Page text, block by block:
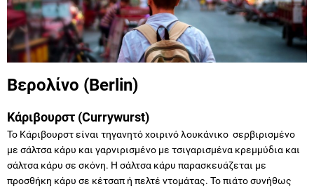
Βερολίνο (Berlin)
Κάριβουρστ (Currywurst)
Το Κάριβουρστ είναι τηγανητό χοιρινό λουκάνικο σερβιρισμένο
με σάλτσα κάρυ και γαρνιρισμένο με τσιγαρισμένα κρεμμύδια και
σάλτσα κάρυ σε σκόνη. Η σάλτσα κάρυ παρασκευάζεται με
προσθήκη κάρυ σε κέτσαπ ή πελτέ ντομάτας. Το πιάτο συνήθως